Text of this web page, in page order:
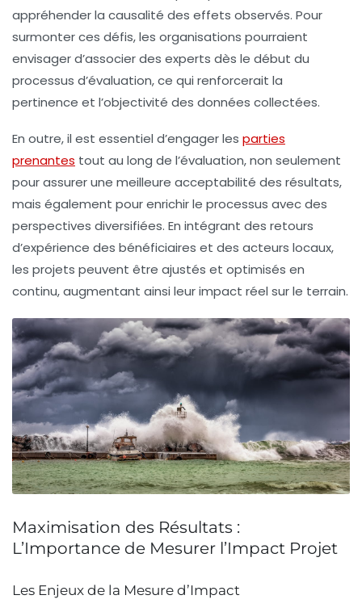
appréhender la causalité des effets observés. Pour
surmonter ces défis, les organisations pourraient
envisager d’associer des experts dès le début du
processus d’évaluation, ce qui renforcerait la
pertinence et l’objectivité des données collectées.
En outre, il est essentiel d’engager les parties
prenantes tout au long de l’évaluation, non seulement
pour assurer une meilleure acceptabilité des résultats,
mais également pour enrichir le processus avec des
perspectives diversifiées. En intégrant des retours
d’expérience des bénéficiaires et des acteurs locaux,
les projets peuvent être ajustés et optimisés en
continu, augmentant ainsi leur impact réel sur le terrain.
Maximisation des Résultats :
L’Importance de Mesurer l’Impact Projet
Les Enjeux de la Mesure d’Impact